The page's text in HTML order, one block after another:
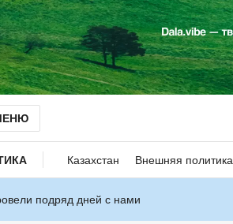
Казахстан Внешняя политика
подряд дней с нами